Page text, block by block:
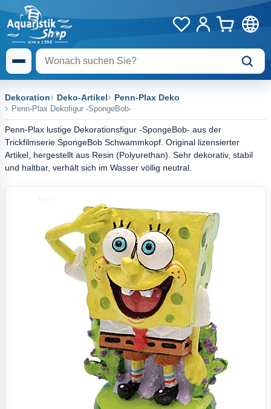
Dekoration Deko-Artikel Penn-Plax Deko
Penn-Plax Dekofigur -SpongeBob-
Penn-Plax lustige Dekorationsfigur -SpongeBob- aus der
Trickfilmserie SpongeBob Schwammkopf. Original lizensierter
Artikel, hergestellt aus Resin (Polyurethan). Sehr dekorativ, stabil
und haltbar, verhält sich im Wasser völlig neutral.